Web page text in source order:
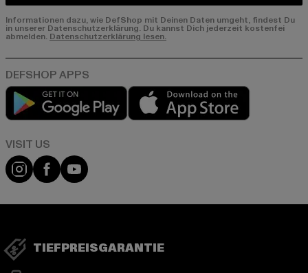
Informationen dazu, wie DefShop mit Deinen Daten umgeht, findest Du
in unserer Datenschutzerklärung. Du kannst Dich jederzeit kostenfei
abmelden. Datenschutzerklärung lesen.
Play market
Visit our Instagram page:
Visit our Facebook page:
Visit our YouTube channel:
TIEFPREISGARANTIE